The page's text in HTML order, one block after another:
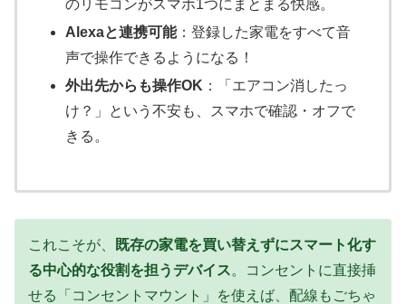
のリモコンがスマホ1つにまとまる快感。
Alexaと連携可能：登録した家電をすべて音
声で操作できるようになる！
外出先からも操作OK ：「エアコン消したっ
け？」という不安も、スマホで確認・オフで
きる。
これこそが、
既存の家電を買い替えずにスマート化す
る中心的な役割を担うデバイス。コンセントに直接挿
せる「コンセントマウント」を使えば、配線もごちゃ